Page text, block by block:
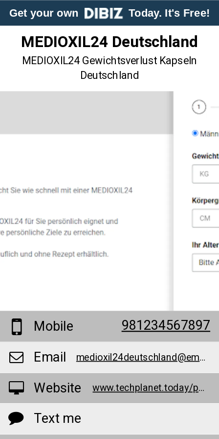
Get your own Today. It's Free!
MEDIOXIL24 Deutschland
MEDIOXIL24 Gewichtsverlust Kapseln
Deutschland
Mobile
981234567897
Email
medioxil24deutschland@emailll.org
Website www.techplanet.today/post/medioxil24-deutschland-osterreich-schweiz-1-abnehmformel-in-de-at-ch-update-2022
Text me